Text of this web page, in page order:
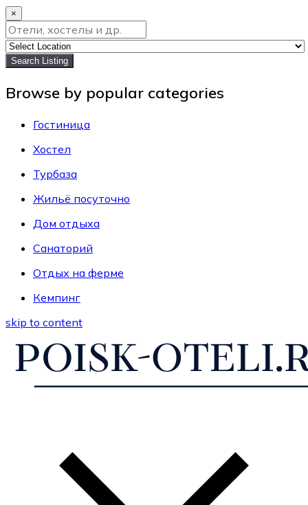
×
Search Listing
Browse by popular categories
Гостиница
Хостел
Турбаза
Жильё посуточно
Дом отдыха
Санаторий
Отдых на ферме
Кемпинг
skip to content